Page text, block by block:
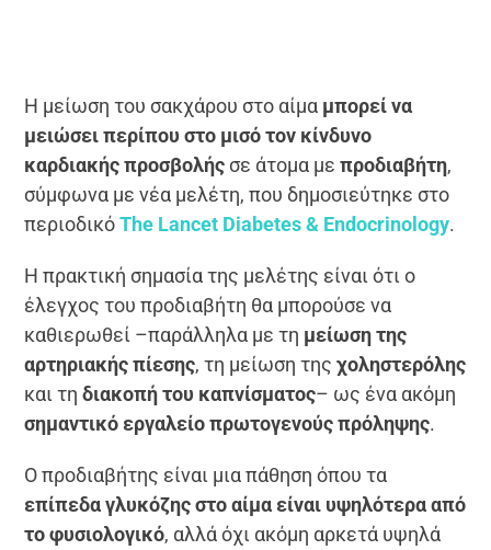
Η μείωση του σακχάρου στο αίμα μπορεί να
μειώσει περίπου στο μισό τον κίνδυνο
καρδιακής προσβολής σε άτομα μεπροδιαβήτη,
σύμφωνα με νέα μελέτη, που δημοσιεύτηκε στο
περιοδικόThe Lancet Diabetes & Endocrinology.
Η πρακτική σημασία της μελέτης είναι ότι o
έλεγχος του προδιαβήτη θα μπορούσε να
καθιερωθεί –παράλληλα με τη μείωση της
αρτηριακής πίεσης, τη μείωση τηςχοληστερόλης
και τηδιακοπή του καπνίσματος– ως ένα ακόμη
σημαντικό εργαλείο πρωτογενούς πρόληψης.
Ο προδιαβήτης είναι μια πάθηση όπου τα
επίπεδα γλυκόζης στο αίμα είναι υψηλότερα από
το φυσιολογικό, αλλά όχι ακόμη αρκετά υψηλά